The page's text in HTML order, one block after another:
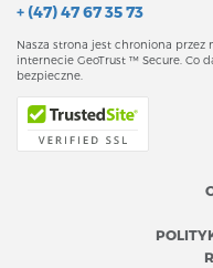
+ (47) 47 67 35 73
Nasza strona jest chroniona
internecie GeoTrust ™ Secure. Co
bezpieczne.